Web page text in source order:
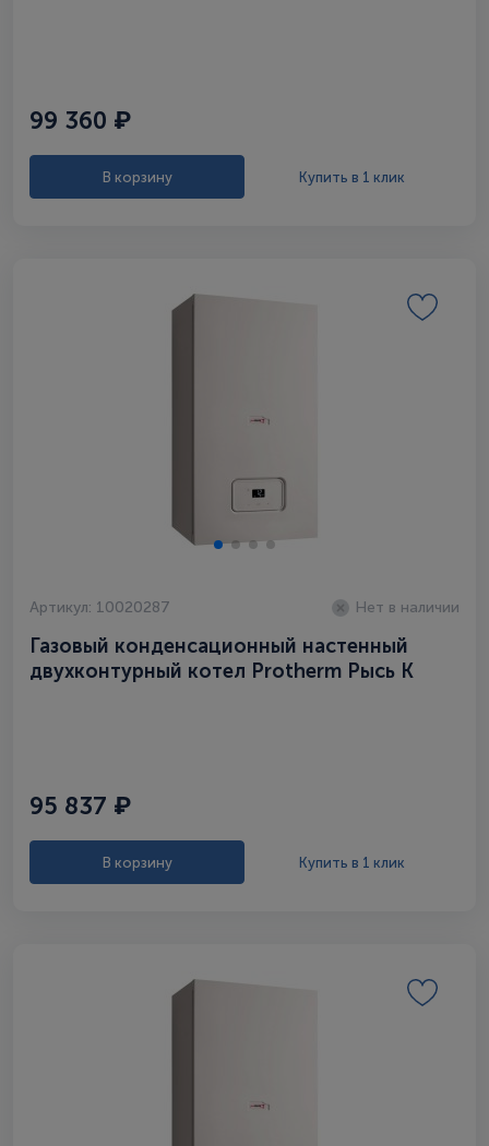
99 360 ₽
В корзину Купить в 1 клик
Артикул: 10020287 Нет в наличии
Газовый конденсационный настенный
двухконтурный котел Protherm Рысь К
95 837 ₽
В корзину Купить в 1 клик